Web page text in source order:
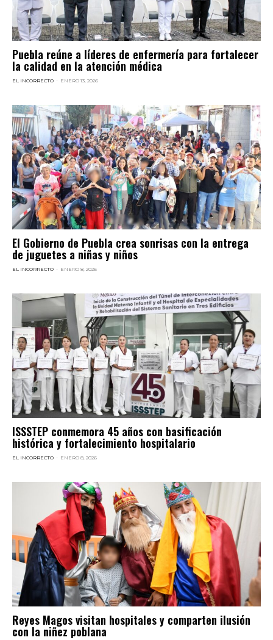
Puebla reúne a líderes de enfermería para fortalecer
la calidad en la atención médica
EL INCORRECTO - ENERO 13, 2026
El Gobierno de Puebla crea sonrisas con la entrega
de juguetes a niñas y niños
EL INCORRECTO - ENERO 8, 2026
ISSSTEP conmemora 45 años con basificación
histórica y fortalecimiento hospitalario
EL INCORRECTO - ENERO 8, 2026
Reyes Magos visitan hospitales y comparten ilusión
con la niñez poblana